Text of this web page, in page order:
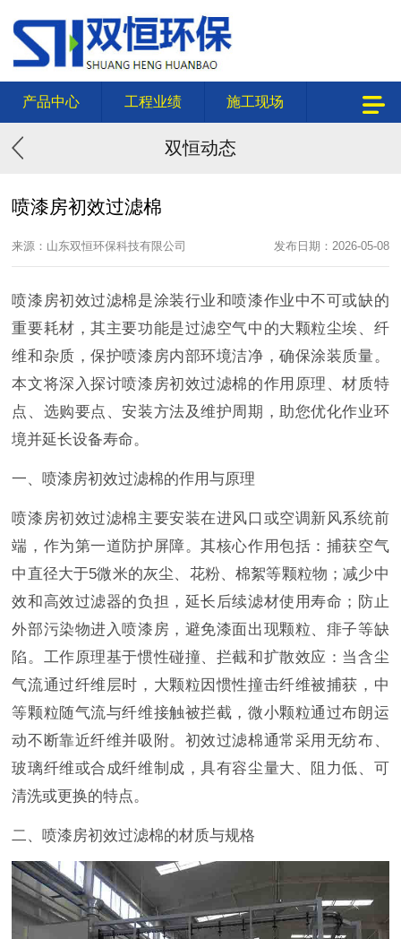
产品中心 工程业绩 施工现场
双恒动态
喷漆房初效过滤棉
来源：山东双恒环保科技有限公司 发布日期：2026-05-08
喷漆房初效过滤棉是涂装行业和喷漆作业中不可或缺的
重要耗材，其主要功能是过滤空气中的大颗粒尘埃、纤
维和杂质，保护喷漆房内部环境洁净，确保涂装质量。
本文将深入探讨喷漆房初效过滤棉的作用原理、材质特
点、选购要点、安装方法及维护周期，助您优化作业环
境并延长设备寿命。
一、喷漆房初效过滤棉的作用与原理
喷漆房初效过滤棉主要安装在进风口或空调新风系统前
端，作为第一道防护屏障。其核心作用包括：捕获空气
中直径大于5微米的灰尘、花粉、棉絮等颗粒物；减少中
效和高效过滤器的负担，延长后续滤材使用寿命；防止
外部污染物进入喷漆房，避免漆面出现颗粒、痱子等缺
陷。工作原理基于惯性碰撞、拦截和扩散效应：当含尘
气流通过纤维层时，大颗粒因惯性撞击纤维被捕获，中
等颗粒随气流与纤维接触被拦截，微小颗粒通过布朗运
动不断靠近纤维并吸附。初效过滤棉通常采用无纺布、
玻璃纤维或合成纤维制成，具有容尘量大、阻力低、可
清洗或更换的特点。
二、喷漆房初效过滤棉的材质与规格